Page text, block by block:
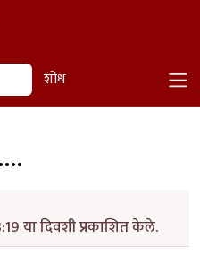
शोध
या दिवशी प्रकाशित केले.